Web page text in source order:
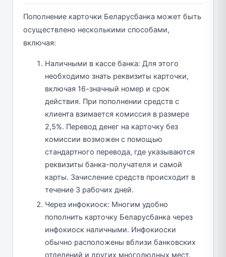
Пополнение карточки Беларусбанка может быть
осуществлено несколькими способами,
включая:
Наличными в кассе банка: Для этого
необходимо знать реквизиты карточки,
включая 16-значный номер и срок
действия. При пополнении средств с
клиента взимается комиссия в размере
2,5%. Перевод денег на карточку без
комиссии возможен с помощью
стандартного перевода, где указываются
реквизиты банка-получателя и самой
карты. Зачисление средств происходит в
течение 3 рабочих дней.
Через инфокиоск: Многим удобно
пополнить карточку Беларусбанка через
инфокиоск наличными. Инфокиоски
обычно расположены вблизи банковских
отделений и других многолюдных мест.